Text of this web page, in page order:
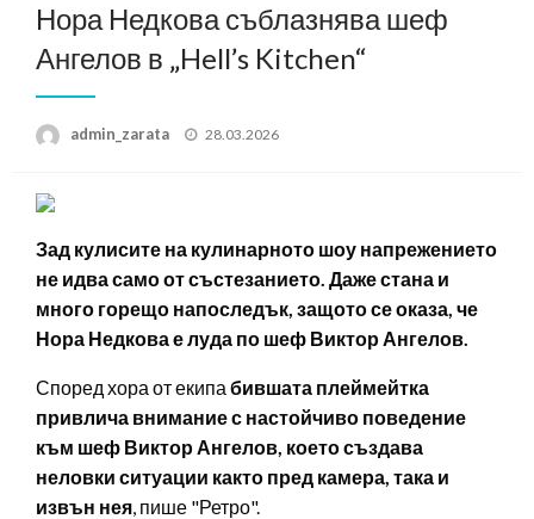
Нора Недкова съблазнява шеф
Ангелов в „Hell’s Kitchen“
admin_zarata
Posted
28.03.2026
Зад кулисите на кулинарното шоу напрежението
не идва само от състезанието. Даже стана и
много горещо напоследък, защото се оказа, че
Нора Недкова е луда по шеф Виктор Ангелов.
Според хора от екипа бившата плеймейтка
привлича внимание с настойчиво поведение
към шеф Виктор Ангелов, което създава
неловки ситуации както пред камера, така и
извън нея, пише "Ретро".